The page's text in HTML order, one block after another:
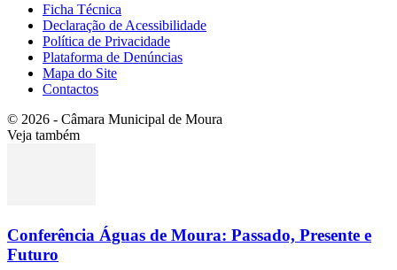
Ficha Técnica
Declaração de Acessibilidade
Política de Privacidade
Plataforma de Denúncias
Mapa do Site
Contactos
© 2026 - Câmara Municipal de Moura
Veja também
Conferência Águas de Moura: Passado, Presente e
Futuro